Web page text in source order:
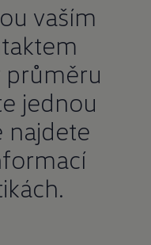
vaším
průměru
jednou
najdete